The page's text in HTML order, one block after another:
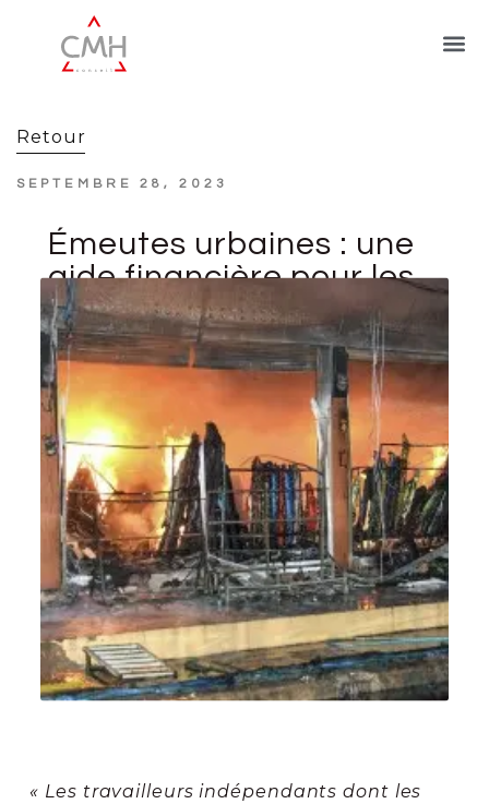
Retour
SEPTEMBRE 28, 2023
Émeutes urbaines : une
aide financière pour les
travailleurs
indépendants
« Les travailleurs indépendants dont les